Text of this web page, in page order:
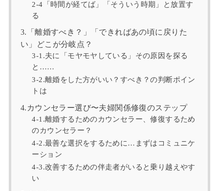
2‐4「時間が経てば」「そういう時期」と放置す
る
3.「離婚すべき？」「できればあの頃に戻りた
い」どこが分岐点？
3‐1.夫に「モヤモヤしている」その原因を探る
と……
3‐2.離婚をした方がいい？すべき？の判断ポイン
トは
4.カウンセラー選び〜夫婦関係修復のステップ
4‐1.離婚するためのカウンセラー、修復するため
のカウンセラー？
4‐2.最善な選択をするために…まずはコミュニケ
ーション
4‐3.改善するための伴走者がいると乗り越えやす
い